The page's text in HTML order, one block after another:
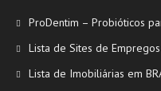
ProDentim – Probióticos
Lista de Sites de
Lista de Imobiliárias em